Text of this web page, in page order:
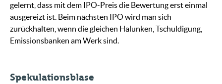
gelernt, dass mit dem IPO-Preis die Bewertung erst einmal
ausgereizt ist. Beim nächsten IPO wird man sich
zurückhalten, wenn die gleichen Halunken, Tschuldigung,
Emissionsbanken am Werk sind.
Spekulationsblase